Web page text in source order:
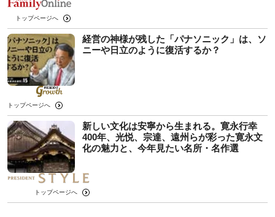
トップページへ
経営の神様が残した「パナソニック」は、ソ
ニーや日立のように復活するか？
トップページへ
新しい文化は安寧から生まれる。寛永行幸
400年、光悦、宗達、遠州らが彩った寛永文
化の魅力と、今年見たい名所・名作選
トップページへ